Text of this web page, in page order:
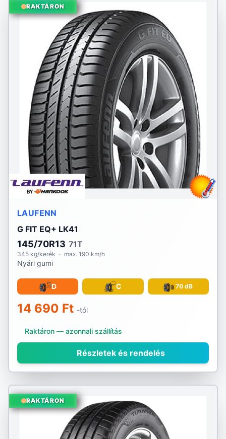
RAKTÁRON
LAUFENN
G FIT EQ+ LK41
145/70R13 71T
345 kg/kerék · max. 190 km/h
Nyári gumi
D C 70 dB
14 690 Ft -tól
Raktáron — azonnali szállítás
Részletek és rendelés
RAKTÁRON